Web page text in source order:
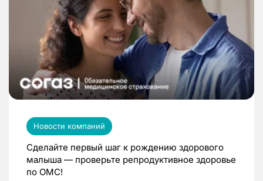
Новости компаний
Сделайте первый шаг к рождению здорового
малыша — проверьте репродуктивное здоровье
по ОМС!